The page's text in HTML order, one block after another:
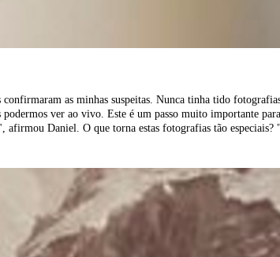
confirmaram as minhas suspeitas. Nunca tinha tido
podermos ver ao vivo Este é um passo muito importante
Daniel. O que torna estas fotografias tão especiais?